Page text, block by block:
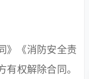
《消防安全责
权解除合同。